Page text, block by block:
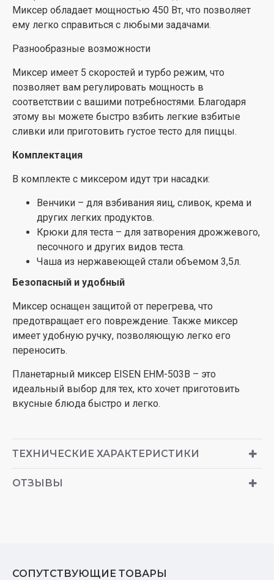
Миксер обладает мощностью 450 Вт, что позволяет
ему легко справиться с любыми задачами.
Разнообразные возможности
Миксер имеет 5 скоростей и турбо режим, что
позволяет вам регулировать мощность в
соответствии с вашими потребностями. Благодаря
этому вы можете быстро взбить легкие взбитые
сливки или приготовить густое тесто для пиццы.
Комплектация
В комплекте с миксером идут три насадки:
Венчики – для взбивания яиц, сливок, крема и
других легких продуктов.
Крюки для теста – для затворения дрожжевого,
песочного и других видов теста.
Чаша из нержавеющей стали объемом 3,5л.
Безопасный и удобный
Миксер оснащен защитой от перегрева, что
предотвращает его повреждение. Также миксер
имеет удобную ручку, позволяющую легко его
переносить.
Планетарный миксер EISEN EHM-503B – это
идеальный выбор для тех, кто хочет приготовить
вкусные блюда быстро и легко.
ТЕХНИЧЕСКИЕ ХАРАКТЕРИСТИКИ
ОТЗЫВЫ
СОПУТСТВУЮЩИЕ ТОВАРЫ